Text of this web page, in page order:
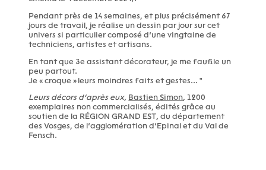
Pendant près de 14 semaines, et plus précisément 67
jours de travail, je réalise un dessin par jour sur cet
univers si particulier composé d’une vingtaine de
techniciens, artistes et artisans.
En tant que 3e assistant décorateur, je me faufile un
peu partout.
Je « croque » leurs moindres faits et gestes... "
Leurs décors d’après eux, Bastien Simon, 1200
exemplaires non commercialisés, édités grâce au
soutien de la RÉGION GRAND EST, du département
des Vosges, de l’agglomération d’Epinal et du Val de
Fensch.